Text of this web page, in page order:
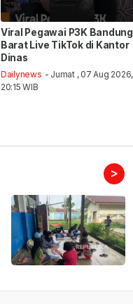
Viral Pegawai P3K Bandung
Barat Live TikTok di Kantor
Dinas
Dailynews - Jumat , 07 Aug 2026,
20:15 WIB
>